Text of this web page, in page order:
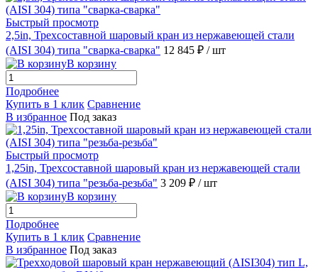
Быстрый просмотр
2,5in, Трехсоставной шаровый кран из нержавеющей стали
(AISI 304) типа "сварка-сварка" 12 845 ₽ / шт
В корзину
Подробнее
Купить в 1 клик Сравнение
В избранное Под заказ
Быстрый просмотр
1,25in, Трехсоставной шаровый кран из нержавеющей стали
(AISI 304) типа "резьба-резьба" 3 209 ₽ / шт
В корзину
Подробнее
Купить в 1 клик Сравнение
В избранное Под заказ